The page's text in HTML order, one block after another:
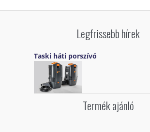
Legfrissebb hírek
Taski háti porszívó
Termék ajánló